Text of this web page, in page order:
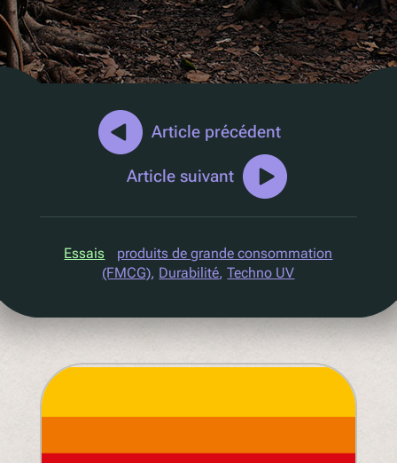
Authentification des produits
Marketing D2C
QR Réutilisation et recharge
Ecotrace
Tri amélioré
Lucozade
Ocado
Article précédent
Article suivant
Essais
produits de grande consommation
(FMCG), Durabilité, Techno UV